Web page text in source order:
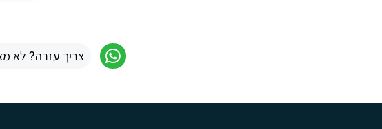
צריך עזרה? לא